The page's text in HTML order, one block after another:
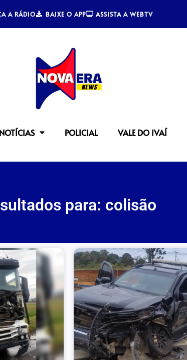
A RÁDIO BAIXE O APP ASSISTA A WEBTV
POLICIAL VALE DO IVAÍ
para: colisão